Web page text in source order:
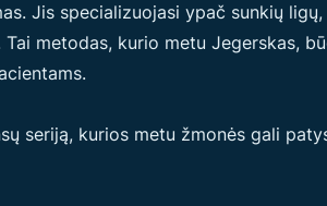
Jis specializuojasi ypač sunkių
metodas, kurio metu Jegerskas,
seriją, kurios metu žmonės gali